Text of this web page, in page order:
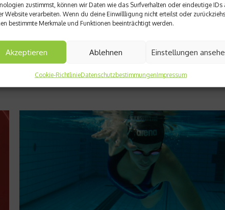
zustimmst, können wir Daten wie das Surfverhalten oder eindeutige IDs
Website verarbeiten. Wenn du deine Einwillligung nicht erteilst oder
bestimmte Merkmale und Funktionen beeinträchtigt werden.
Akzeptieren Ablehnen Einstellungen
Cookie-RichtlinieDatenschutzbestimmungenImpressum
Katechine – Schokolade macht schlank
Ein hoher Fett- und Energiegehalt bei Lebensmitteln führt nicht
Forscher nun in einer Studie herausgefunden, dass
hohem Schokoladenkonsum schlanker waren als andere
Weiterlesen